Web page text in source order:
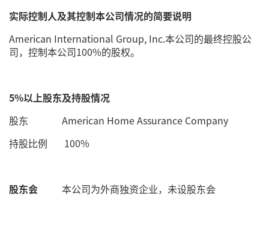
实际控制人及其控制本公司情况的简要说明
American International Group, Inc.本公司的最终控股公
司，控制本公司100%的股权。
5%以上股东及持股情况
股东 American Home Assurance Company
持股比例 100%
股东会 本公司为外商独资企业，未设股东会